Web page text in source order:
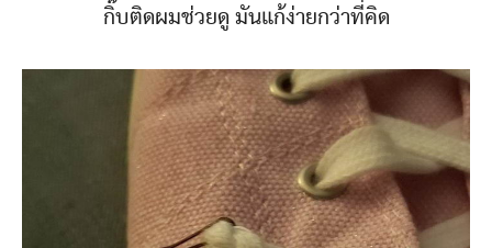
กิ๊บติดผมช่วยดู มันแก้ง่ายกว่าที่คิด